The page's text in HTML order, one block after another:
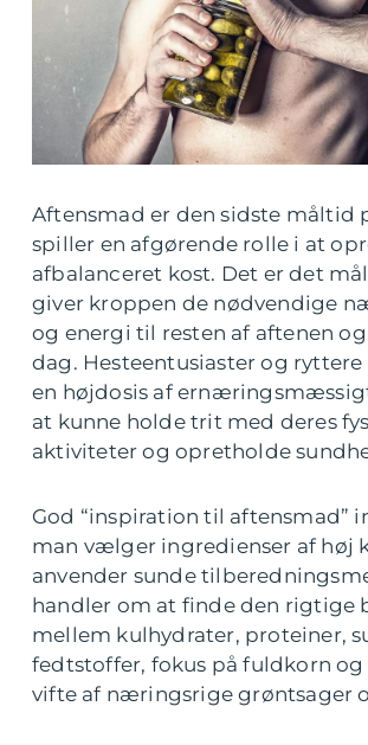
Aftensmad er den sidste måltid
spiller en afgørende rolle i at
afbalanceret kost. Det er det
giver kroppen de nødvendige
og energi til resten af aftenen
dag. Hesteentusiaster og
en højdosis af
at kunne holde trit med deres
aktiviteter og opretholde
God “inspiration til aftensmad”
man vælger ingredienser af høj
anvender sunde
handler om at finde den rigtige
mellem kulhydrater, proteiner,
fedtstoffer, fokus på fuldkorn og
vifte af næringsrige grøntsager